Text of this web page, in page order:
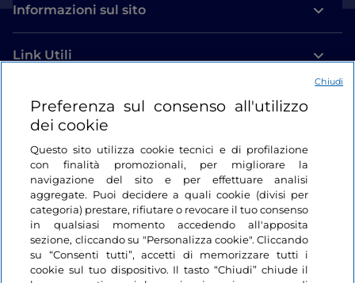
Informazioni sul sito
Link Utili
Login
Restiamo in contatto
Preferenza sul consenso all'utilizzo
dei cookie
Questo sito utilizza cookie tecnici e di profilazione
con finalità promozionali, per migliorare la
navigazione del sito e per effettuare analisi
aggregate. Puoi decidere a quali cookie (divisi per
categoria) prestare, rifiutare o revocare il tuo consenso
in qualsiasi momento accedendo all'apposita
sezione, cliccando su "Personalizza cookie". Cliccando
su “Consenti tutti”, accetti di memorizzare tutti i
cookie sul tuo dispositivo. Il tasto “Chiudi” chiude il
Chiudi